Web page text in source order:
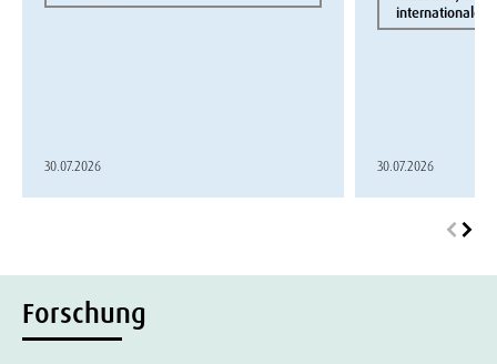
30.07.2026
internationale
30.07.2026
Forschung